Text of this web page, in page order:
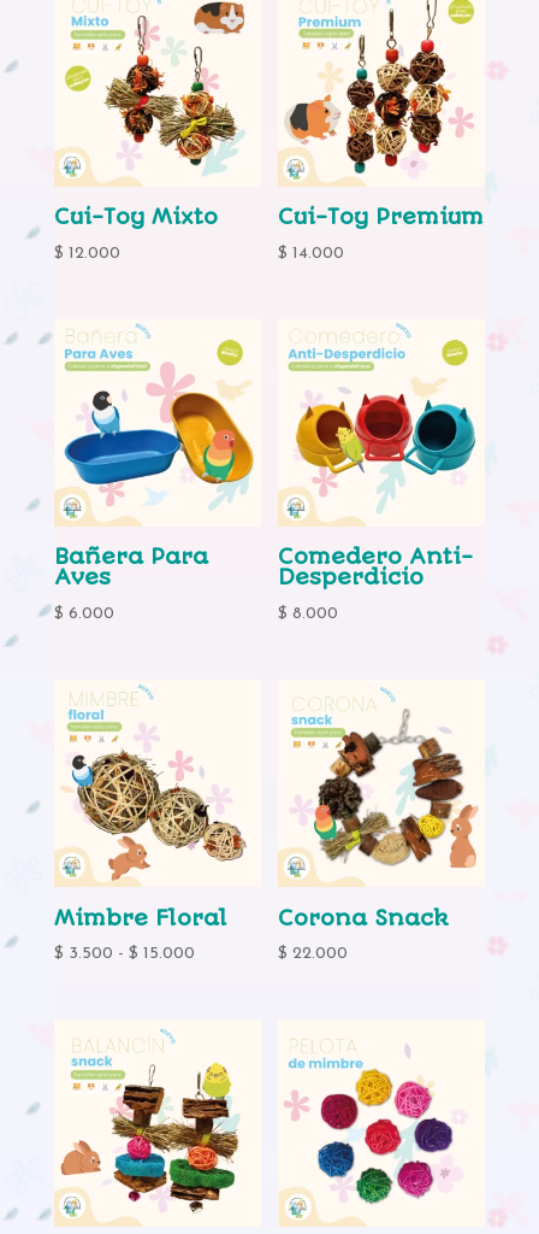
Cui-Toy Mixto
$ 12.000
Cui-Toy Premium
$ 14.000
Bañera Para
Aves
$ 6.000
Comedero Anti-
Desperdicio
$ 8.000
Mimbre Floral
$ 3.500 - $ 15.000Rango
$ 3.500
hasta
$ 15.000
Corona Snack
$ 22.000